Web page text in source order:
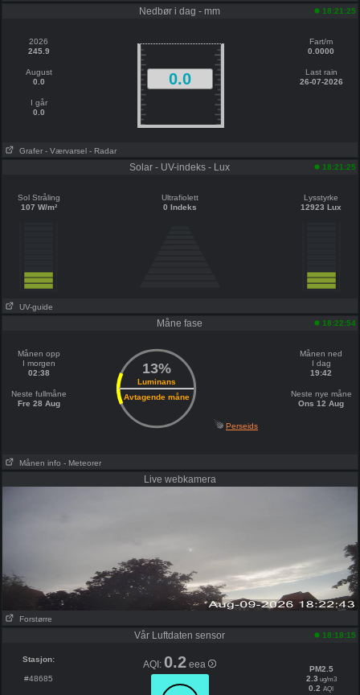
Nedbør i dag - mm 18:21:25
2026
245.9
August
0.0
I går
0.0
0.0
Fart/m
0.0000
Last rain
26-07-2026
Grafer - Værvarsel - Radar
Solar - UV-indeks - Lux 18:21:25
Sol Stråling
107 W/m²
Ultrafiolett
0 Indeks
Lysstyrke
12923 Lux
UV-guide
Måne fase 18:22:54
Månen opp
I morgen
02:38
Neste fullmåne
Fre 28 Aug
13%
Luminans
Avtagende måne
Månen ned
I dag
19:42
Neste nye måne
Ons 12 Aug
Perseids
Månen info - Meteorer
Live webkamera
Forstørre
Vår Luftdaten sensor 18:18:15
Stasjon:
#48685
AQI:0.2 eea
PM2.5
2.3 ug/m3
0.2 AQI